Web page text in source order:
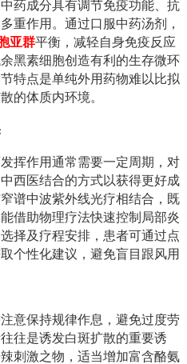
药成分具有调节免疫功能、抗
重作用。通过口服中药汤剂，
亚群平衡，减轻自身免疫反应
黑素细胞创造有利的生存微环
特点是单纯外用药物难以比拟
的体质内环境。
挥作用通常需要一定周期，对
西医结合的方式以获得更好成
谱中波紫外线光疗相结合，既
借助物理疗法快速控制局部炎
择及疗程安排，患者可通过点
个性化建议，避免盲目跟风用
意保持规律作息，避免过度劳
往是诱发白斑扩散的重要诱
刺激之物，适当增加富含酪氨